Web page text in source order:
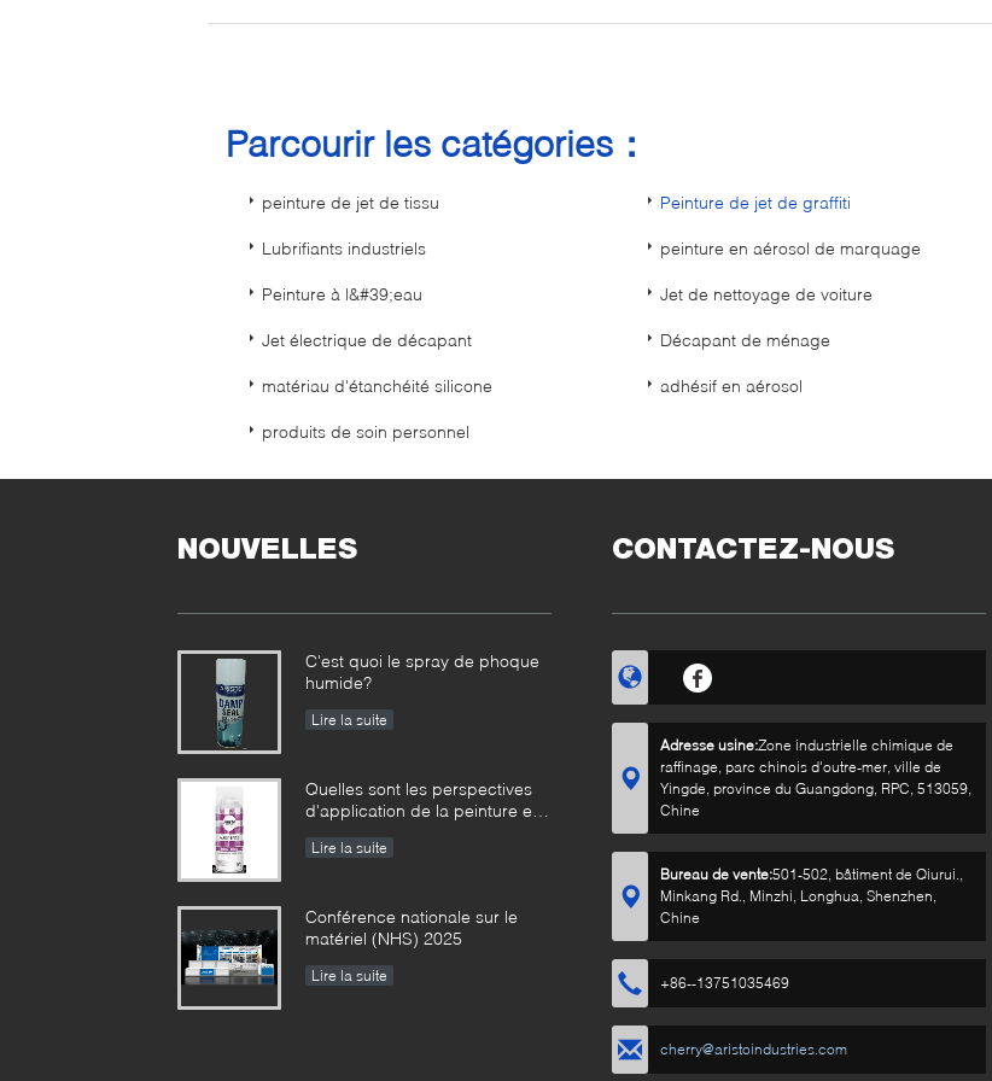
Parcourir les catégories：
peinture de jet de tissu Peinture de jet de graffiti
Lubrifiants industriels peinture en aérosol de marquage
Peinture à l&#39;eau Jet de nettoyage de voiture
Jet électrique de décapant Décapant de ménage
matériau d'étanchéité silicone adhésif en aérosol
produits de soin personnel
NOUVELLES
C'est quoi le spray de phoque
humide?
Lire la suite
Quelles sont les perspectives
d'application de la peinture en
Lire la suite
Conférence nationale sur le
matériel (NHS) 2025
Lire la suite
CONTACTEZ-NOUS
Adresse usine:Zone industrielle chimique de
raffinage, parc chinois d'outre-mer, ville de
Yingde, province du Guangdong, RPC, 513059,
Chine
Bureau de vente:501-502, bâtiment de Qiurui.,
Minkang Rd., Minzhi, Longhua, Shenzhen,
Chine
+86--13751035469
cherry@aristoindustries.com